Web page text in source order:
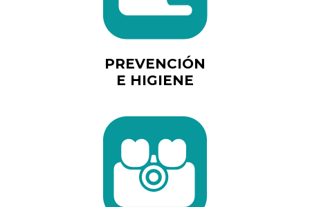
PREVENCIÓN
E HIGIENE